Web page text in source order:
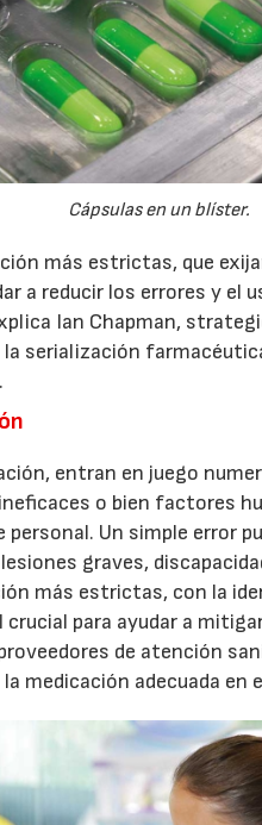
Cápsulas en un blíster.
más estrictas, que
a reducir los errores y el
Ian Chapman,
serialización
entran en juego
o bien factores
personal. Un simple error
graves,
más estrictas, con la
crucial para ayudar a
de atención
medicación adecuada en
23/07/